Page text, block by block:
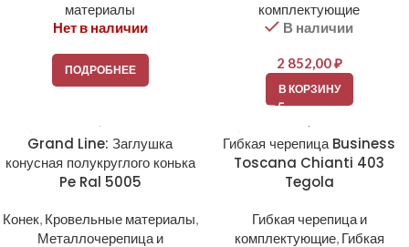
материалы
Нет в наличии
ПОДРОБНЕЕ
комплектующие
В наличии
2 852,00₽
В КОРЗИНУ
Grand Line: Заглушка
конусная полукруглого конька
Pe Ral 5005
Конек, Кровельные материалы,
Металлочерепица и
Гибкая черепица Business
Toscana Chianti 403
Tegola
Гибкая черепица и
комплектующие, Гибкая